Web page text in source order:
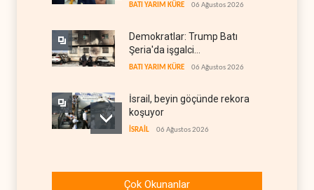
BATI YARIM KÜRE 06 Ağustos 2026
Demokratlar: Trump Batı
Şeria'da işgalci
yerleşimcilere cezasızlık
BATI YARIM KÜRE 06 Ağustos 2026
İsrail, beyin göçünde rekora
koşuyor
İSRAİL 06 Ağustos 2026
Ukrayna'daki İHA
teknolojisinin peşine düştü
Çok Okunanlar